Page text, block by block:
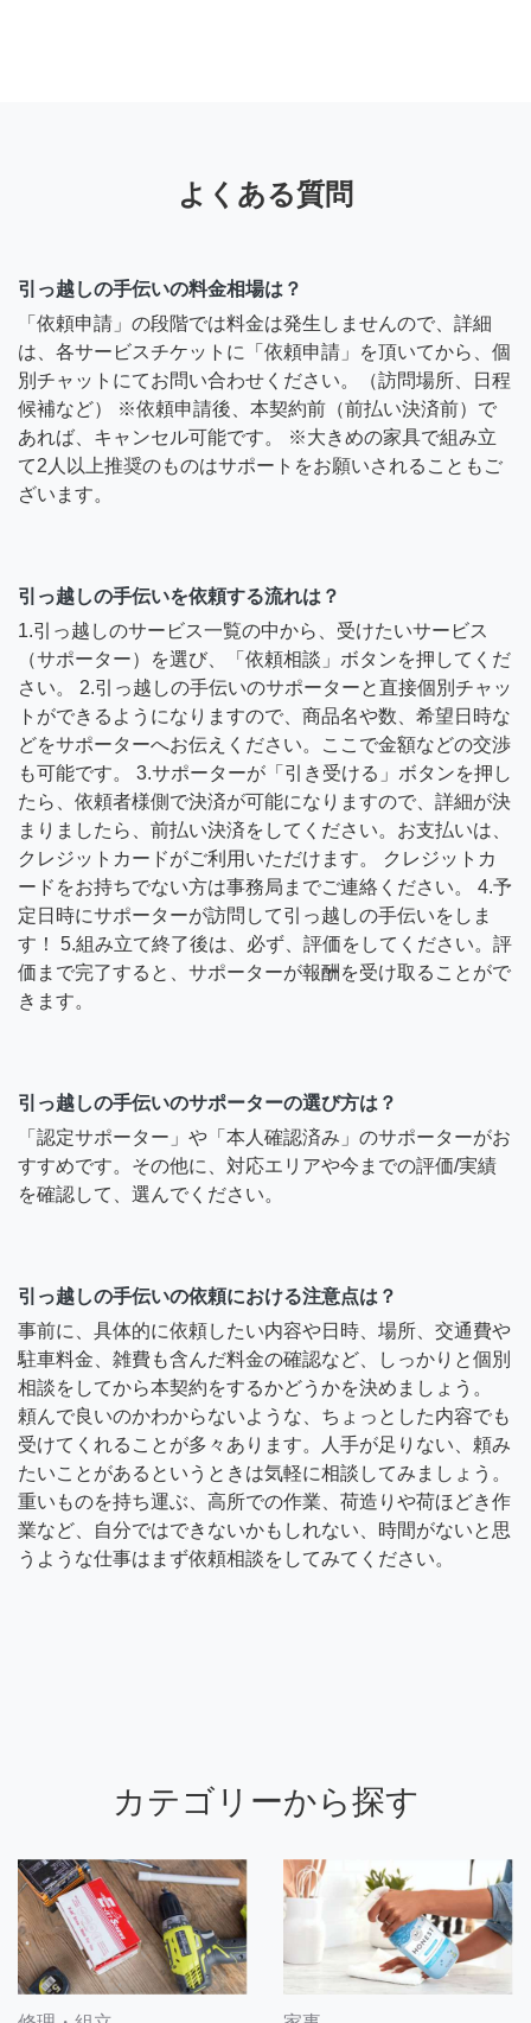
よくある質問
引っ越しの手伝いの料金相場は？
「依頼申請」の段階では料金は発生しませんので、詳細
は、各サービスチケットに「依頼申請」を頂いてから、個
別チャットにてお問い合わせください。（訪問場所、日程
候補など） ※依頼申請後、本契約前（前払い決済前）で
あれば、キャンセル可能です。 ※大きめの家具で組み立
て2人以上推奨のものはサポートをお願いされることもご
ざいます。
引っ越しの手伝いを依頼する流れは？
1.引っ越しのサービス一覧の中から、受けたいサービス
（サポーター）を選び、「依頼相談」ボタンを押してくだ
さい。 2.引っ越しの手伝いのサポーターと直接個別チャッ
トができるようになりますので、商品名や数、希望日時な
どをサポーターへお伝えください。ここで金額などの交渉
も可能です。 3.サポーターが「引き受ける」ボタンを押し
たら、依頼者様側で決済が可能になりますので、詳細が決
まりましたら、前払い決済をしてください。お支払いは、
クレジットカードがご利用いただけます。 クレジットカ
ードをお持ちでない方は事務局までご連絡ください。 4.予
定日時にサポーターが訪問して引っ越しの手伝いをしま
す！ 5.組み立て終了後は、必ず、評価をしてください。評
価まで完了すると、サポーターが報酬を受け取ることがで
きます。
引っ越しの手伝いのサポーターの選び方は？
「認定サポーター」や「本人確認済み」のサポーターがお
すすめです。その他に、対応エリアや今までの評価/実績
を確認して、選んでください。
引っ越しの手伝いの依頼における注意点は？
事前に、具体的に依頼したい内容や日時、場所、交通費や
駐車料金、雑費も含んだ料金の確認など、しっかりと個別
相談をしてから本契約をするかどうかを決めましょう。
頼んで良いのかわからないような、ちょっとした内容でも
受けてくれることが多々あります。人手が足りない、頼み
たいことがあるというときは気軽に相談してみましょう。
重いものを持ち運ぶ、高所での作業、荷造りや荷ほどき作
業など、自分ではできないかもしれない、時間がないと思
うような仕事はまず依頼相談をしてみてください。
カテゴリーから探す